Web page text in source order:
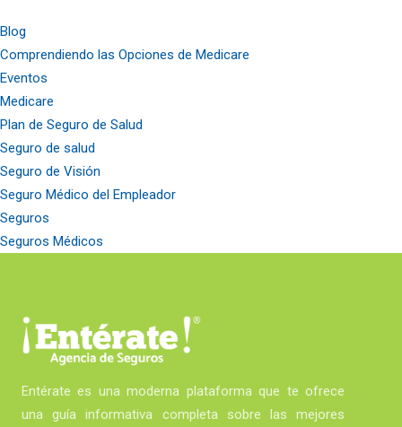
Blog
Comprendiendo las Opciones de Medicare
Eventos
Medicare
Plan de Seguro de Salud
Seguro de salud
Seguro de Visión
Seguro Médico del Empleador
Seguros
Seguros Médicos
Entérate es una moderna plataforma que te ofrece
una guía informativa completa sobre las mejores